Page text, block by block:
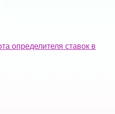
определителя ставок в